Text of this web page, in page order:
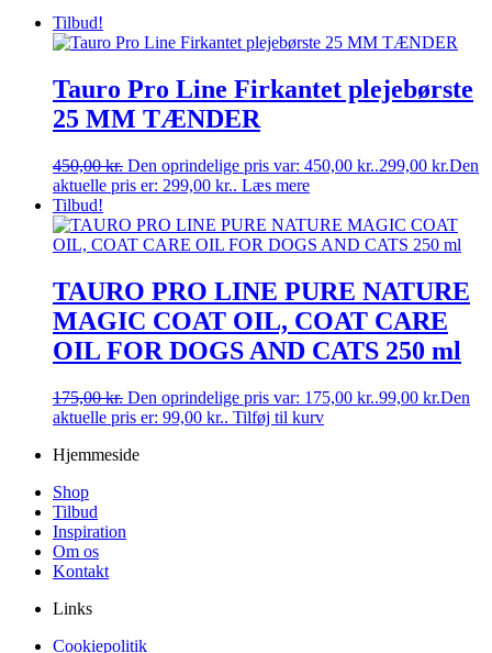
Tilbud!
Tauro Pro Line Firkantet plejebørste
25 MM TÆNDER
450,00kr. Den oprindelige pris var: 450,00 kr..299,00 kr.Den
aktuelle pris er: 299,00 kr.. Læs mere
Tilbud!
TAURO PRO LINE PURE NATURE
MAGIC COAT OIL, COAT CARE
OIL FOR DOGS AND CATS 250 ml
175,00kr. Den oprindelige pris var: 175,00 kr..99,00 kr.Den
aktuelle pris er: 99,00 kr.. Tilføj til kurv
Hjemmeside
Shop
Tilbud
Inspiration
Om os
Kontakt
Links
Cookiepolitik